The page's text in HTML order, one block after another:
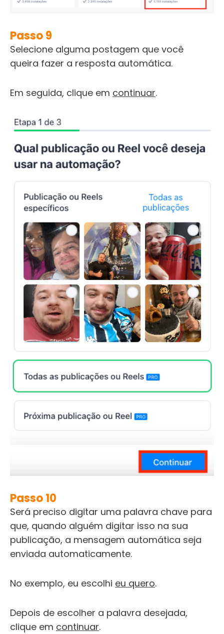
Passo 9
Selecione alguma postagem que você
queira fazer a resposta automática.
Em seguida, clique em continuar.
Passo 10
Será preciso digitar uma palavra chave para
que, quando alguém digitar isso na sua
publicação, a mensagem automática seja
enviada automaticamente.
No exemplo, eu escolhi eu quero.
Depois de escolher a palavra desejada,
clique em continuar.